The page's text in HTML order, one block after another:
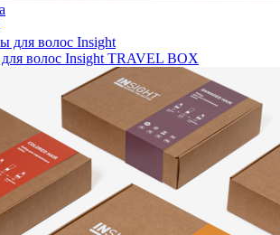
для волос Insight
волос Insight TRAVEL BOX